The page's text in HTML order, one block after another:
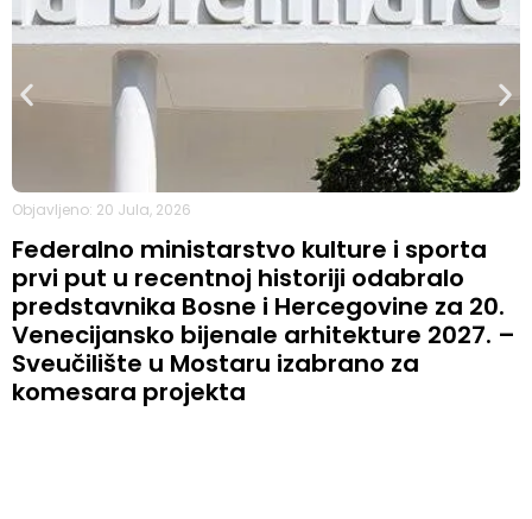
Objavljeno: 20 Jula, 2026
Federalno ministarstvo kulture i sporta
prvi put u recentnoj historiji odabralo
predstavnika Bosne i Hercegovine za 20.
Venecijansko bijenale arhitekture 2027. –
Sveučilište u Mostaru izabrano za
komesara projekta